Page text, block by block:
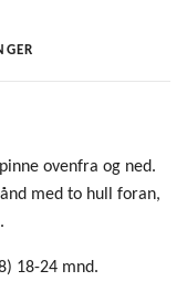
ovenfra og ned.
med to hull foran,
18-24 mnd.